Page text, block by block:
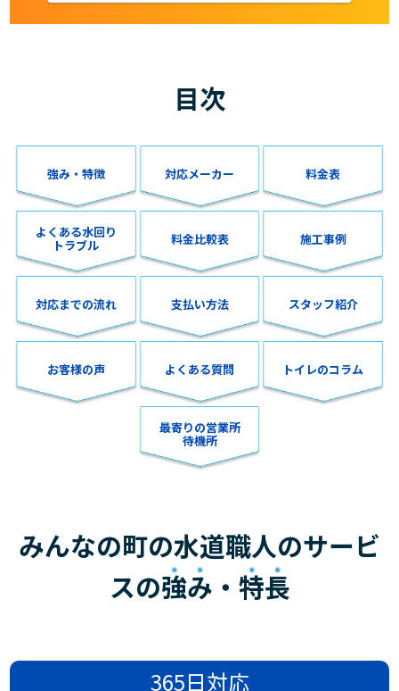
目次
強み・特徴 対応メーカー 料金表
よくある水回り
トラブル 料金比較表 施工事例
対応までの流れ 支払い方法 スタッフ紹介
お客様の声 よくある質問 トイレのコラム
最寄りの営業所
待機所
みんなの町の水道職人のサービ
スの強み ・ 特長
365日対応